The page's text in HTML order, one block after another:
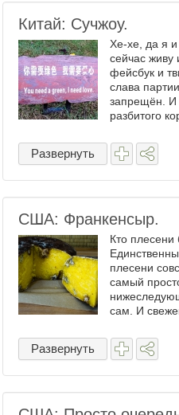
Китай: Сучжоу.
Хе-хе, да я
сейчас живу
фейсбук и
слава
запрещён. И
разбитого
находится
Развернуть
США: Франкенсыр.
Кто плесени
плесени
самый
сам. И
жирного
Потому что
Развернуть